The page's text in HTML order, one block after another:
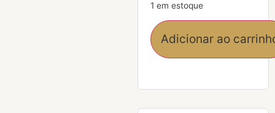
1 em estoque
Adicionar ao